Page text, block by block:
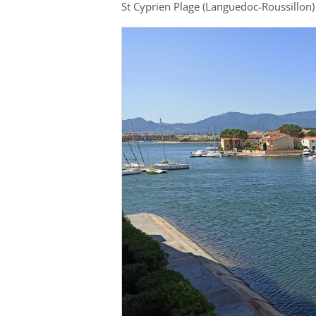
St Cyprien Plage (Languedoc-Roussillon)